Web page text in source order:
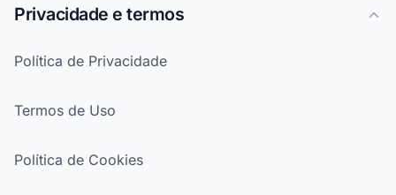
Privacidade e termos
Política de Privacidade
Termos de Uso
Política de Cookies